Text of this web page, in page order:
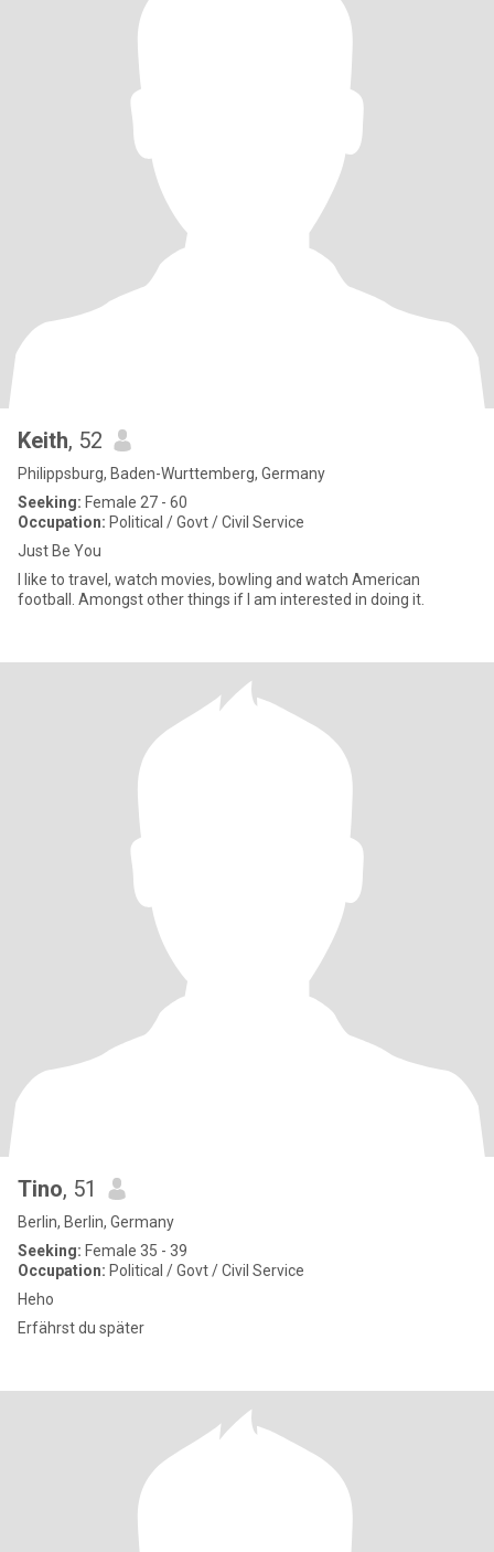
Keith, 52
Philippsburg, Baden-Wurttemberg, Germany
Seeking: Female 27 - 60
Occupation: Political / Govt / Civil Service
Just Be You
I like to travel, watch movies, bowling and watch American
football. Amongst other things if I am interested in doing it.
Tino, 51
Berlin, Berlin, Germany
Seeking: Female 35 - 39
Occupation: Political / Govt / Civil Service
Heho
Erfährst du später